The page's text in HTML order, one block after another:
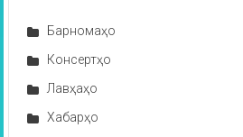
Барномаҳо
Консертҳо
Лавҳаҳо
Хабарҳо